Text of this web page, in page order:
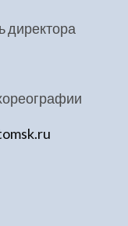
директора